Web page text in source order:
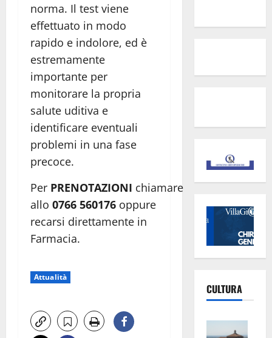
norma. Il test viene
effettuato in modo
rapido e indolore, ed è
estremamente
importante per
monitorare la propria
salute uditiva e
identificare eventuali
problemi in una fase
precoce.
Per PRENOTAZIONI chiamare
allo 0766 560176 oppure
recarsi direttamente in
Farmacia.
Attualità
CULTURA